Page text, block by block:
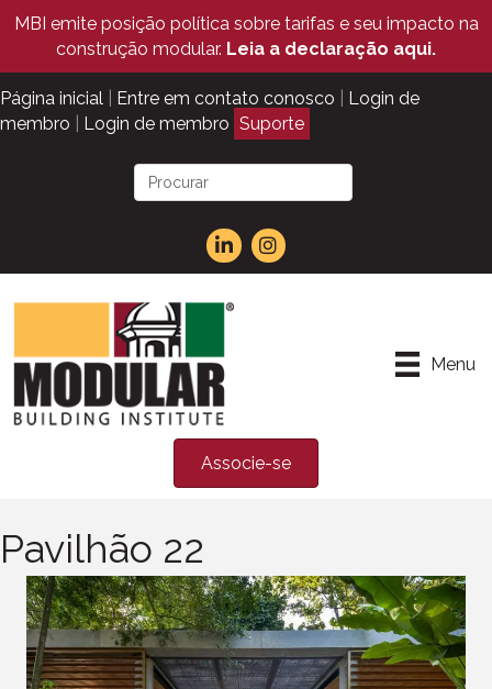
MBI emite posição política sobre tarifas e seu impacto na
construção modular. Leia a declaração aqui.
Página inicial Entre em contato conosco
Login de
membro
Login de membro Suporte
Menu
Associe-se
Pavilhão 22